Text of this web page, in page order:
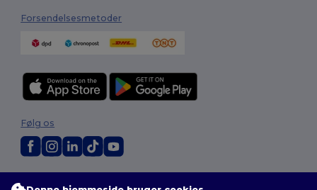
Forsendelsesmetoder
Følg os